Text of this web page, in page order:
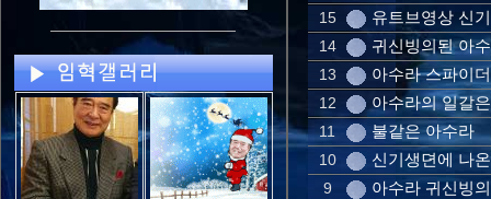
15 유트브영상 신
14 귀신빙의된 아
13 아수라 스파이
12 아수라의 일갈
11 불같은 아수라
10 신기생뎐에 나
9 아수라 귀신빙